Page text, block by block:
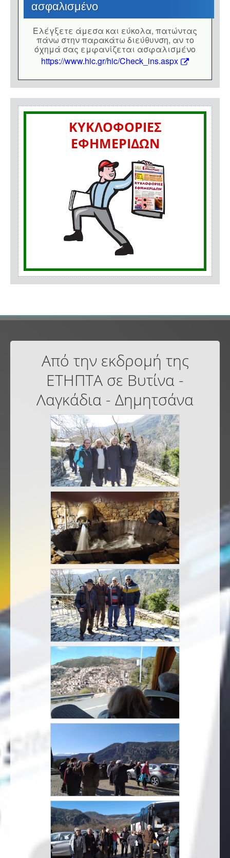
ασφαλισμένο
Eλέγξετε άμεσα και εύκολα, πατώντας
πάνω στην παρακάτω διεύθυνση, αν το
όχημά σας εμφανίζεται ασφαλισμένο
https://www.hic.gr/hic/Check_ins.aspx
ΚΥΚΛΟΦΟΡΙΕΣ
ΕΦΗΜΕΡΙΔΩΝ
Από την εκδρομή της
ΕΤΗΠΤΑ σε Βυτίνα -
Λαγκάδια - Δημητσάνα